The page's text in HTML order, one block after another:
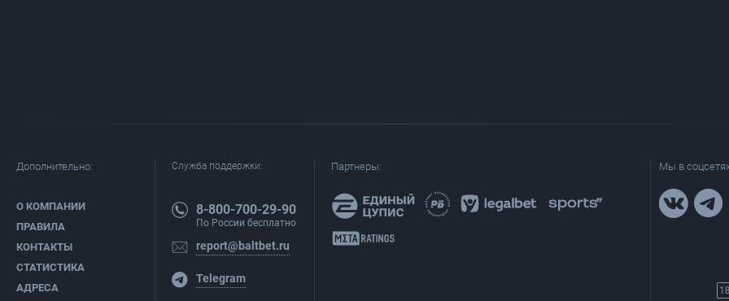
Дополнительно:
О КОМПАНИИ
ПРАВИЛА
КОНТАКТЫ
СТАТИСТИКА
АДРЕСА
Служба поддержки:
8-800-700-29-90
По России бесплатно
report@baltbet.ru
Telegram
Партнеры: Мы в